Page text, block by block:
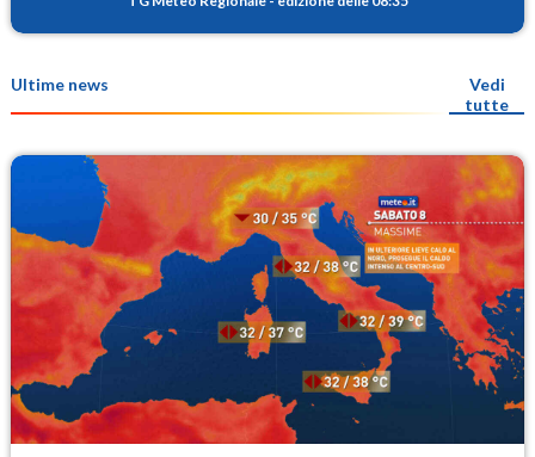
Ultime news
Vedi
tutte